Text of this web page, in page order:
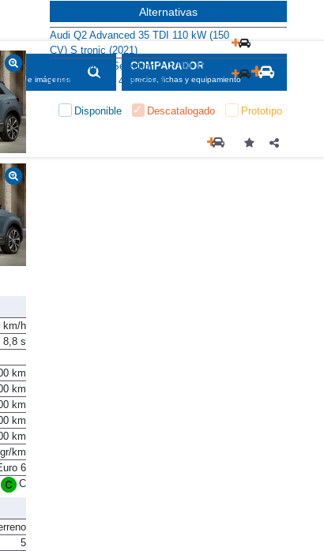
fichas e imágenes
COMPARADOR
precios, fichas y equipamiento
Disponible Descatalogado Prototipo
km/h
8,8 s
km
km
km
km
km
km
6
C
5
Alternativas
Audi Q2 Advanced 35 TDI 110 kW (150
CV) S tronic (2021)
Skoda Karoq Selection 2.0 TDI 110 kW
(150 CV) DSG 4x4 (2023)